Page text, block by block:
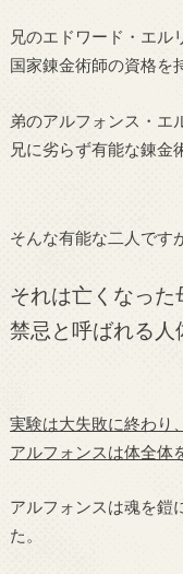
兄のエドワード・エル
国家錬金術師の資格を
弟のアルフォンス・エ
兄に劣らず有能な錬金
そんな有能な二人です
それは亡くなっ
禁忌と呼ばれる人
実験は大失敗に終わり
アルフォンスは体全体
アルフォンスは魂を鎧
た。